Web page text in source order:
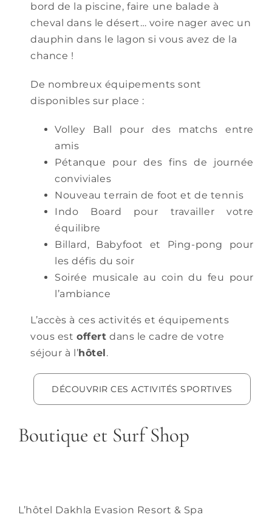
bord de la piscine, faire une balade à
cheval dans le désert… voire nager avec un
dauphin dans le lagon si vous avez de la
chance !
De nombreux équipements sont
disponibles sur place :
Volley Ball pour des matchs entre
amis
Pétanque pour des fins de journée
conviviales
Nouveau terrain de foot et de tennis
Indo Board pour travailler votre
équilibre
Billard, Babyfoot et Ping-pong pour
les défis du soir
Soirée musicale au coin du feu pour
l’ambiance
L’accès à ces activités et équipements
vous estoffert dans le cadre de votre
séjour à l’hôtel .
DÉCOUVRIR CES ACTIVITÉS SPORTIVES
Boutique et Surf Shop
L’hôtel Dakhla Evasion Resort & Spa